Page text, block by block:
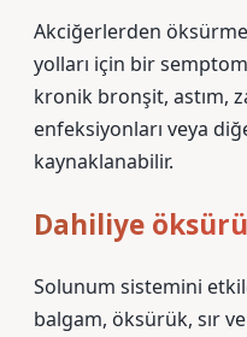
Akciğerlerden
yolları için bir
kronik bronşit, astım,
enfeksiyonları veya
kaynaklanabilir.
Dahiliye
Solunum sistemini
balgam, öksürük, sır